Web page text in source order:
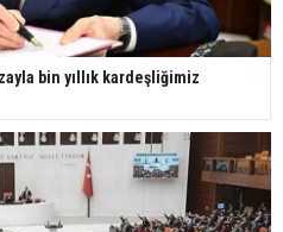
bin yıllık kardeşliğimiz